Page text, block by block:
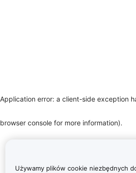
Application error: a client-side exception
browser console for more information).
Używamy plików cookie niezbędnych